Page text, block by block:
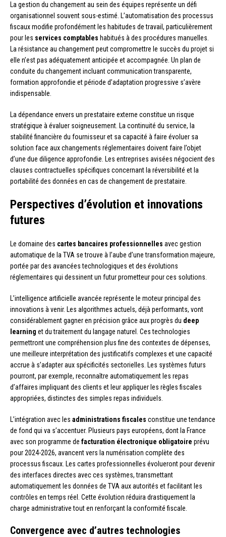
La gestion du changement au sein des équipes représente un défi
organisationnel souvent sous-estimé. L’automatisation des processus
fiscaux modifie profondément les habitudes de travail, particulièrement
pour les services comptables habitués à des procédures manuelles.
La résistance au changement peut compromettre le succès du projet si
elle n’est pas adéquatement anticipée et accompagnée. Un plan de
conduite du changement incluant communication transparente,
formation approfondie et période d’adaptation progressive s’avère
indispensable.
La dépendance envers un prestataire externe constitue un risque
stratégique à évaluer soigneusement. La continuité du service, la
stabilité financière du fournisseur et sa capacité à faire évoluer sa
solution face aux changements réglementaires doivent faire l’objet
d’une due diligence approfondie. Les entreprises avisées négocient des
clauses contractuelles spécifiques concernant la réversibilité et la
portabilité des données en cas de changement de prestataire.
Perspectives d’évolution et innovations
futures
Le domaine des cartes bancaires professionnelles avec gestion
automatique de la TVA se trouve à l’aube d’une transformation majeure,
portée par des avancées technologiques et des évolutions
réglementaires qui dessinent un futur prometteur pour ces solutions.
L’intelligence artificielle avancée représente le moteur principal des
innovations à venir. Les algorithmes actuels, déjà performants, vont
considérablement gagner en précision grâce aux progrès du deep
learning et du traitement du langage naturel. Ces technologies
permettront une compréhension plus fine des contextes de dépenses,
une meilleure interprétation des justificatifs complexes et une capacité
accrue à s’adapter aux spécificités sectorielles. Les systèmes futurs
pourront, par exemple, reconnaître automatiquement les repas
d’affaires impliquant des clients et leur appliquer les règles fiscales
appropriées, distinctes des simples repas individuels.
L’intégration avec les administrations fiscales constitue une tendance
de fond qui va s’accentuer. Plusieurs pays européens, dont la France
avec son programme de facturation électronique obligatoire prévu
pour 2024-2026, avancent vers la numérisation complète des
processus fiscaux. Les cartes professionnelles évolueront pour devenir
des interfaces directes avec ces systèmes, transmettant
automatiquement les données de TVA aux autorités et facilitant les
contrôles en temps réel. Cette évolution réduira drastiquement la
charge administrative tout en renforçant la conformité fiscale.
Convergence avec d’autres technologies